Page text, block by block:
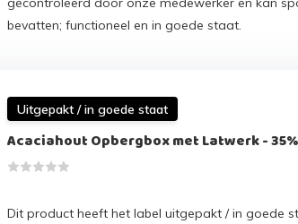
bevatten; functioneel en in goede staat.
Uitgepakt / in goede staat
Acaciahout Opbergbox met Latwerk -
Dit product heeft het label uitgepakt / in goede